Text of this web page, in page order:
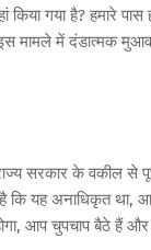
गया है? हमारे
मामले में दंडात्मक
सरकार के वकील से
कि यह अनाधिकृत था,
आप चुपचाप बैठे हैं और